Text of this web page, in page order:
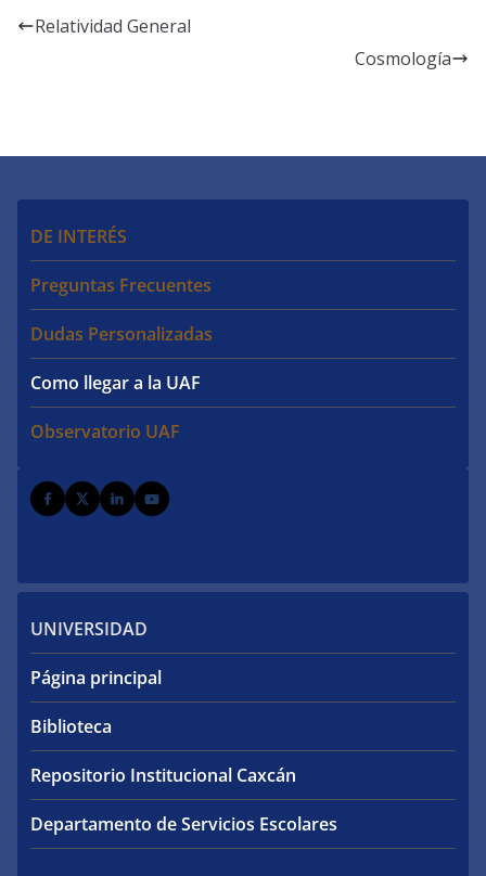
Relatividad General
Cosmología
DE INTERÉS
Preguntas Frecuentes
Dudas Personalizadas
Como llegar a la UAF
Observatorio UAF
UNIVERSIDAD
Página principal
Biblioteca
Repositorio Institucional Caxcán
Departamento de Servicios Escolares